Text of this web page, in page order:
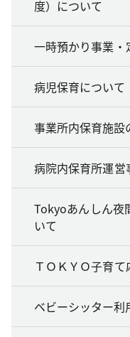
度）について
一時預かり事業
病児保育について
事業所内保育施設
病院内保育所運営
Tokyoあんしん夜
いて
ＴＯＫＹＯ子育
ベビーシッター利